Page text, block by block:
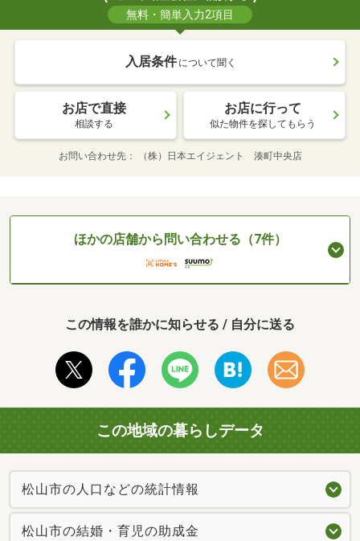
無料・簡単入力2項目
入居条件 について聞く
お店で直接
相談する
お店に行って
似た物件を探してもらう
お問い合わせ先 （株）日本エイジェント 湊町中央店
ほかの店舗から問い合わせる（7件）
この情報を誰かに知らせる / 自分に送る
この地域の暮らしデータ
松山市の人口などの統計情報
松山市の結婚・育児の助成金